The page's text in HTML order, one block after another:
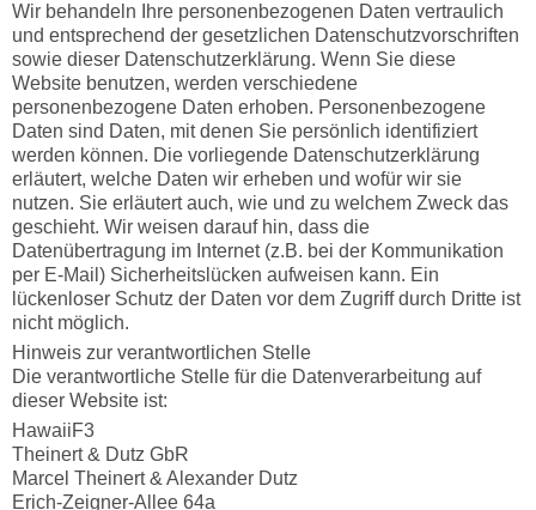
Wir behandeln Ihre personenbezogenen Daten vertraulich
und entsprechend der gesetzlichen Datenschutzvorschriften
sowie dieser Datenschutzerklärung. Wenn Sie diese
Website benutzen, werden verschiedene
personenbezogene Daten erhoben. Personenbezogene
Daten sind Daten, mit denen Sie persönlich identifiziert
werden können. Die vorliegende Datenschutzerklärung
erläutert, welche Daten wir erheben und wofür wir sie
nutzen. Sie erläutert auch, wie und zu welchem Zweck das
geschieht. Wir weisen darauf hin, dass die
Datenübertragung im Internet (z.B. bei der Kommunikation
per E-Mail) Sicherheitslücken aufweisen kann. Ein
lückenloser Schutz der Daten vor dem Zugriff durch Dritte ist
nicht möglich.
Hinweis zur verantwortlichen Stelle
Die verantwortliche Stelle für die Datenverarbeitung auf
dieser Website ist:
HawaiiF3
Theinert & Dutz GbR
Marcel Theinert & Alexander Dutz
Erich-Zeigner-Allee 64a